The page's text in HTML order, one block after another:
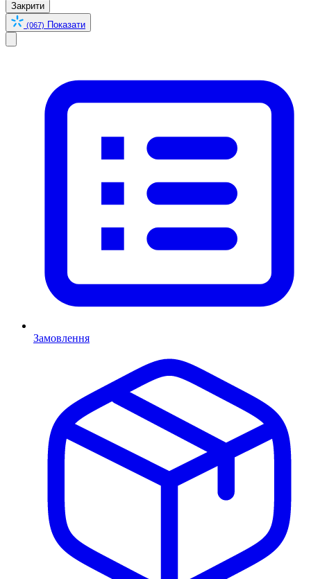
Закрити
(067) Показати
Замовлення